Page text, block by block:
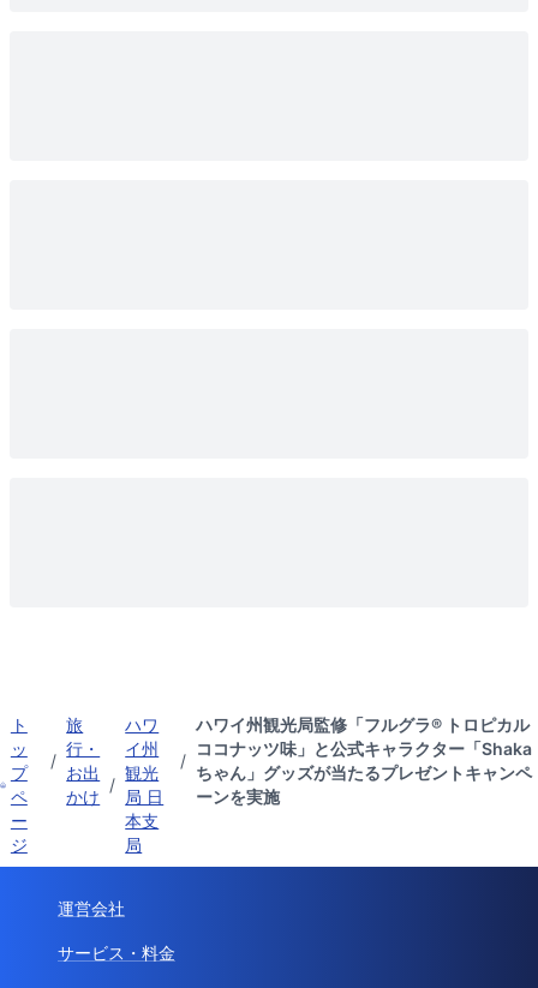
ト
ッ
プ
ペ
ー
ジ
/
旅
行・
お出
かけ
/
ハワ
イ州
観光
局 日
本支
局
/
ハワイ州観光局監修「フルグラ® トロピカル
ココナッツ味」と公式キャラクター「Shaka
ちゃん」グッズが当たるプレゼントキャンペ
ーンを実施
運営会社
サービス・料金